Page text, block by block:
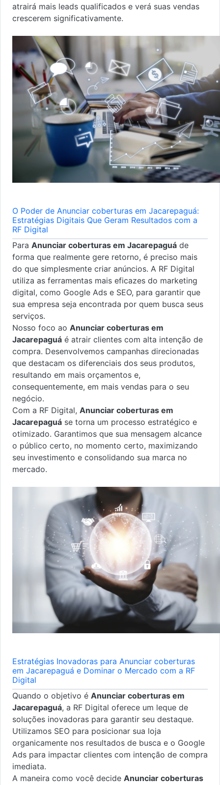
atrairá mais leads qualificados e verá suas vendas
crescerem significativamente.
O Poder de Anunciar coberturas em Jacarepaguá:
Estratégias Digitais Que Geram Resultados com a
RF Digital
Para Anunciar coberturas em Jacarepaguá de
forma que realmente gere retorno, é preciso mais
do que simplesmente criar anúncios. A RF Digital
utiliza as ferramentas mais eficazes do marketing
digital, como Google Ads e SEO, para garantir que
sua empresa seja encontrada por quem busca seus
serviços.
Nosso foco ao Anunciar coberturas em
Jacarepaguá é atrair clientes com alta intenção de
compra. Desenvolvemos campanhas direcionadas
que destacam os diferenciais dos seus produtos,
resultando em mais orçamentos e,
consequentemente, em mais vendas para o seu
negócio.
Com a RF Digital, Anunciar coberturas em
Jacarepaguá se torna um processo estratégico e
otimizado. Garantimos que sua mensagem alcance
o público certo, no momento certo, maximizando
seu investimento e consolidando sua marca no
mercado.
Estratégias Inovadoras para Anunciar coberturas
em Jacarepaguá e Dominar o Mercado com a RF
Digital
Quando o objetivo é Anunciar coberturas em
Jacarepaguá, a RF Digital oferece um leque de
soluções inovadoras para garantir seu destaque.
Utilizamos SEO para posicionar sua loja
organicamente nos resultados de busca e o Google
Ads para impactar clientes com intenção de compra
imediata.
A maneira como você decide Anunciar coberturas